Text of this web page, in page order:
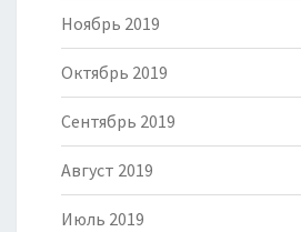
Ноябрь 2019
Октябрь 2019
Сентябрь 2019
Август 2019
Июль 2019